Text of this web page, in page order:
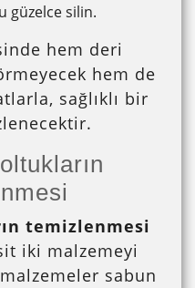
güzelce silin.
hem deri
hem de
sağlıklı bir
temizlenmesi
iki malzemeyi
sabun